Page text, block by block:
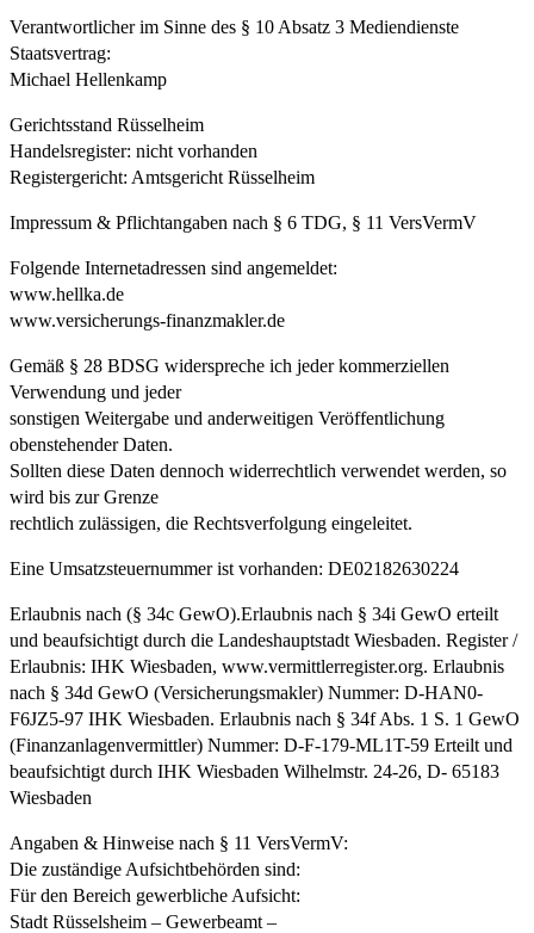
Verantwortlicher im Sinne des § 10 Absatz 3 Mediendienste
Staatsvertrag:
Michael Hellenkamp
Gerichtsstand Rüsselheim
Handelsregister: nicht vorhanden
Registergericht: Amtsgericht Rüsselheim
Impressum & Pflichtangaben nach § 6 TDG, § 11 VersVermV
Folgende Internetadressen sind angemeldet:
www.hellka.de
www.versicherungs-finanzmakler.de
Gemäß § 28 BDSG widerspreche ich jeder kommerziellen
Verwendung und jeder
sonstigen Weitergabe und anderweitigen Veröffentlichung
obenstehender Daten.
Sollten diese Daten dennoch widerrechtlich verwendet werden, so
wird bis zur Grenze
rechtlich zulässigen, die Rechtsverfolgung eingeleitet.
Eine Umsatzsteuernummer ist vorhanden: DE02182630224
Erlaubnis nach (§ 34c GewO).Erlaubnis nach § 34i GewO erteilt
und beaufsichtigt durch die Landeshauptstadt Wiesbaden. Register /
Erlaubnis: IHK Wiesbaden, www.vermittlerregister.org. Erlaubnis
nach § 34d GewO (Versicherungsmakler) Nummer: D-HAN0-
F6JZ5-97 IHK Wiesbaden. Erlaubnis nach § 34f Abs. 1 S. 1 GewO
(Finanzanlagenvermittler) Nummer: D-F-179-ML1T-59 Erteilt und
beaufsichtigt durch IHK Wiesbaden Wilhelmstr. 24-26, D- 65183
Wiesbaden
Angaben & Hinweise nach § 11 VersVermV:
Die zuständige Aufsichtbehörden sind:
Für den Bereich gewerbliche Aufsicht:
Stadt Rüsselsheim – Gewerbeamt –